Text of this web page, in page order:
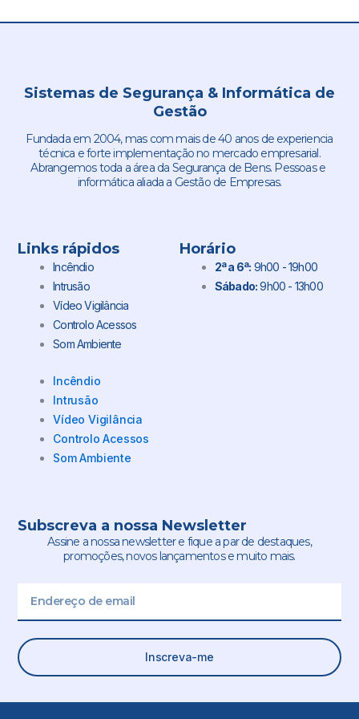
Sistemas de Segurança & Informática de
Gestão
Fundada em 2004, mas com mais de 40 anos de experiencia
técnica e forte implementação no mercado empresarial.
Abrangemos toda a área da Segurança de Bens. Pessoas e
informática aliada a Gestão de Empresas.
Links rápidos
Incêndio
Intrusão
Vídeo Vigilância
Controlo Acessos
Som Ambiente
Incêndio
Intrusão
Vídeo Vigilância
Controlo Acessos
Som Ambiente
Horário
2ª a 6ª: 9h00 - 19h00
Sábado:9h00 - 13h00
Subscreva a nossa Newsletter
Assine a nossa newsletter e fique a par de destaques,
promoções, novos lançamentos e muito mais.
Inscreva-me